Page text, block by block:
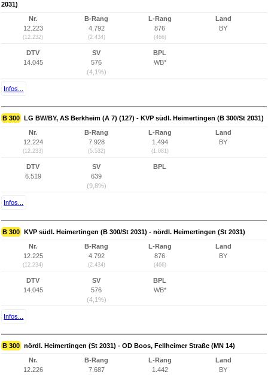
2031)
Nr.
12.223
(12.232)
B-Rang
4.792
(2.434)
L-Rang
876
(466)
Land
BY
DTV
14.045
SV
576
(4,1%)
BPL
WB*
Infos...
B 300 LG BW/BY, AS Berkheim (A 7) (127) - KVP südl. Heimertingen (B 300/St 2031)
Nr.
12.224
(12.233)
B-Rang
7.928
(5.532)
L-Rang
1.494
(1.081)
Land
BY
DTV
6.519
SV
639
(9,8%)
BPL
Infos...
B 300 KVP südl. Heimertingen (B 300/St 2031) - nördl. Heimertingen (St 2031)
Nr.
12.225
(12.234)
B-Rang
4.792
(2.434)
L-Rang
876
(466)
Land
BY
DTV
14.045
SV
576
(4,1%)
BPL
WB*
Infos...
B 300 nördl. Heimertingen (St 2031) - OD Boos, Fellheimer Straße (MN 14)
Nr.
12.226
B-Rang
7.687
L-Rang
1.442
Land
BY